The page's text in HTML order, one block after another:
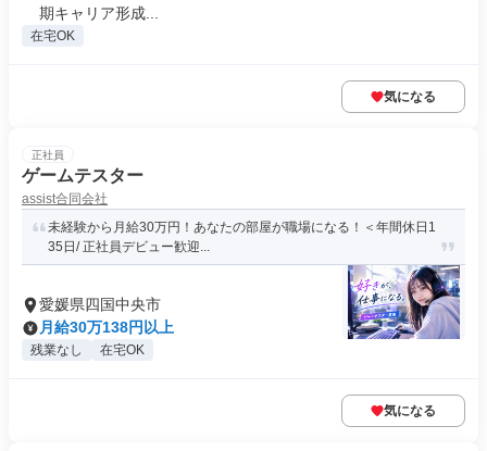
期キャリア形成...
在宅OK
気になる
正社員
ゲームテスター
assist合同会社
未経験から月給30万円！あなたの部屋が職場になる！＜年間休日1
35日/ 正社員デビュー歓迎...
愛媛県四国中央市
月給30万138円以上
残業なし 在宅OK
気になる